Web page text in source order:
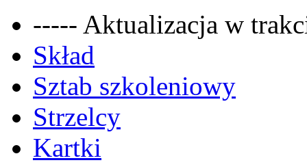
----- Aktualizacja w
Skład
Sztab szkoleniowy
Strzelcy
Kartki